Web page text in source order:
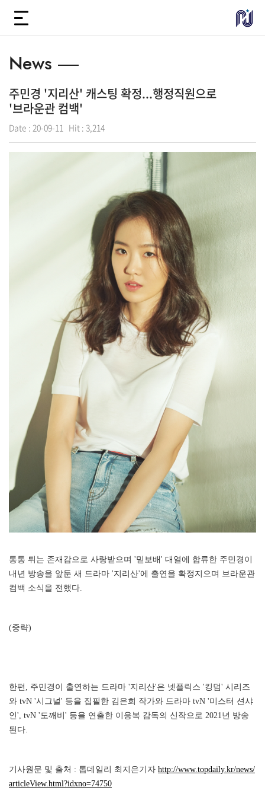
News
주민경 '지리산' 캐스팅 확정...행정직원으로
'브라운관 컴백'
Date : 20-09-11 Hit : 3,214
통통 튀는 존재감으로 사랑받으며 '믿보배' 대열에 합류한 주민경이
내년 방송을 앞둔 새 드라마 '지리산'에 출연을 확정지으며 브라운관
컴백 소식을 전했다.
(중략)
한편, 주민경이 출연하는 드라마 '지리산'은 넷플릭스 '킹덤' 시리즈
와 tvN '시그널' 등을 집필한 김은희 작가와 드라마 tvN '미스터 션샤
인', tvN '도깨비' 등을 연출한 이응복 감독의 신작으로 2021년 방송
된다.
기사원문 및 출처 : 톱데일리 최지은기자 http://www.topdaily.kr/news/
articleView.html?idxno=74750